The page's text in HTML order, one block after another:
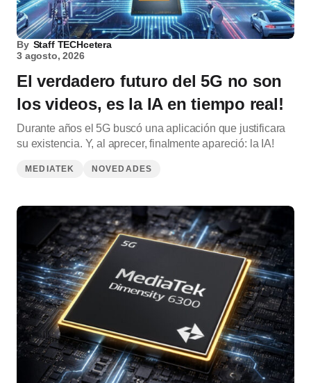
By Staff TECHcetera
3 agosto, 2026
El verdadero futuro del 5G no son
los videos, es la IA en tiempo real!
Durante años el 5G buscó una aplicación que justificara
su existencia. Y, al aprecer, finalmente apareció: la IA!
MEDIATEK NOVEDADES